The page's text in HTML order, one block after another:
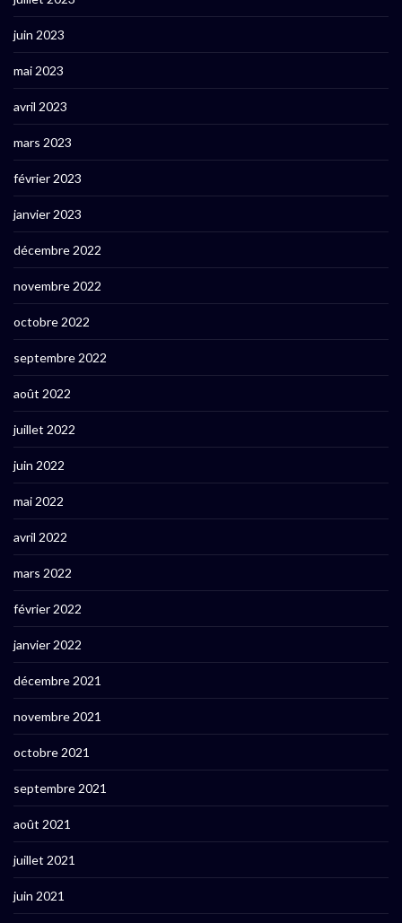
juin 2023
mai 2023
avril 2023
mars 2023
février 2023
janvier 2023
décembre 2022
novembre 2022
octobre 2022
septembre 2022
août 2022
juillet 2022
juin 2022
mai 2022
avril 2022
mars 2022
février 2022
janvier 2022
décembre 2021
novembre 2021
octobre 2021
septembre 2021
août 2021
juillet 2021
juin 2021